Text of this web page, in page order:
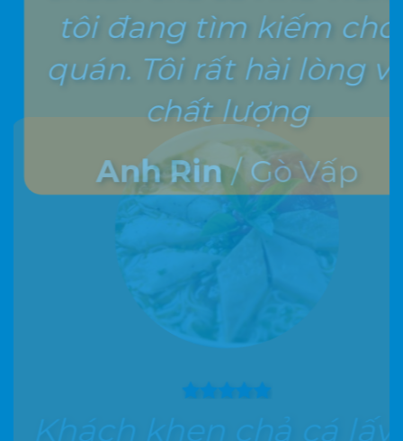
đã
Chị
tôi đang tìm kiếm cho
quán. Tôi rất hài lòng về
chất lượng
Anh Rin /Gò Vấp